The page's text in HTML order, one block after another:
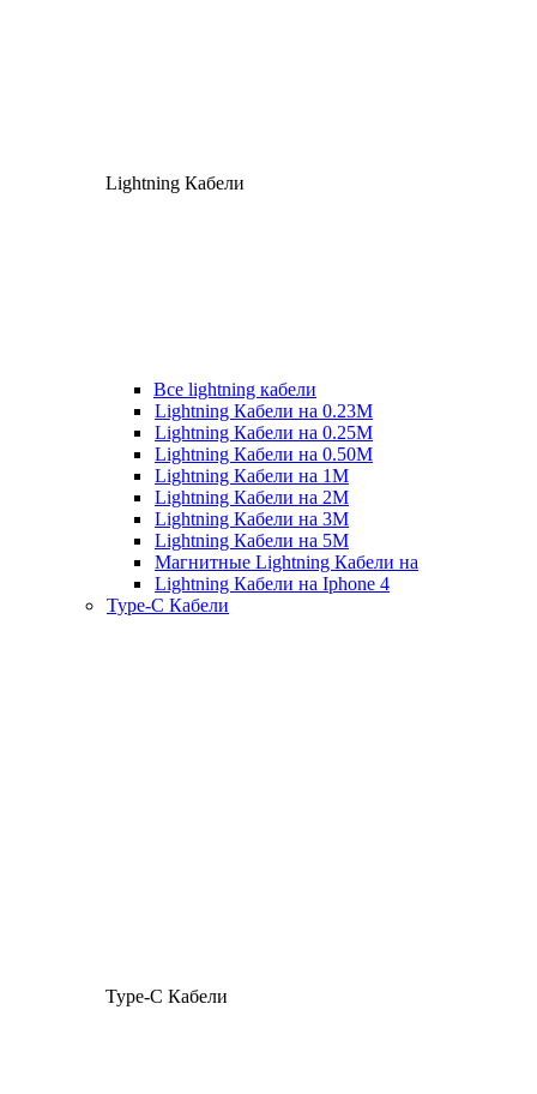
Lightning Кабели
Все lightning кабели
Lightning Кабели на 0.23М
Lightning Кабели на 0.25М
Lightning Кабели на 0.50М
Lightning Кабели на 1М
Lightning Кабели на 2М
Lightning Кабели на 3М
Lightning Кабели на 5М
Магнитные Lightning Кабели на
Lightning Кабели на Iphone 4
Type-C Кабели
Type-C Кабели